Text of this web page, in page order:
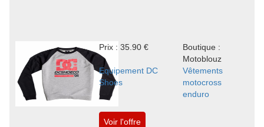
Prix : 35.90 €
Boutique :
Motoblouz
Equipement DC
Shoes
Vêtements
motocross
enduro
Voir l'offre